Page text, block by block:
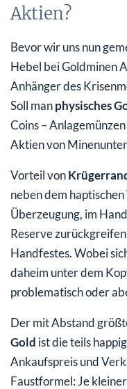
Aktien?
Bevor wir uns nun
Hebel bei Goldminen
Anhänger des
Soll manphysisches
Coins –
Aktien von
Vorteil von
neben dem
Überzeugung, im
Reserve
Handfestes. Wobei
daheim unter dem
problematisch oder
Der mit Abstand
Gold ist die teils
Ankaufspreis und
Faustformel: Je